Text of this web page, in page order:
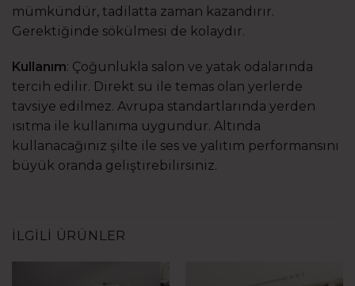
mümkündür, tadilatta zaman kazandırır.
Gerektiğinde sökülmesi de kolaydır.
Kullanım: Çoğunlukla salon ve yatak odalarında
tercih edilir. Direkt su ile temas olan yerlerde
tavsiye edilmez. Avrupa standartlarında yerden
ısıtma ile kullanıma uygundur. Altında
kullanacağınız şilte ile ses ve yalıtım performansını
büyük oranda geliştirebilirsiniz.
İLGILI ÜRÜNLER